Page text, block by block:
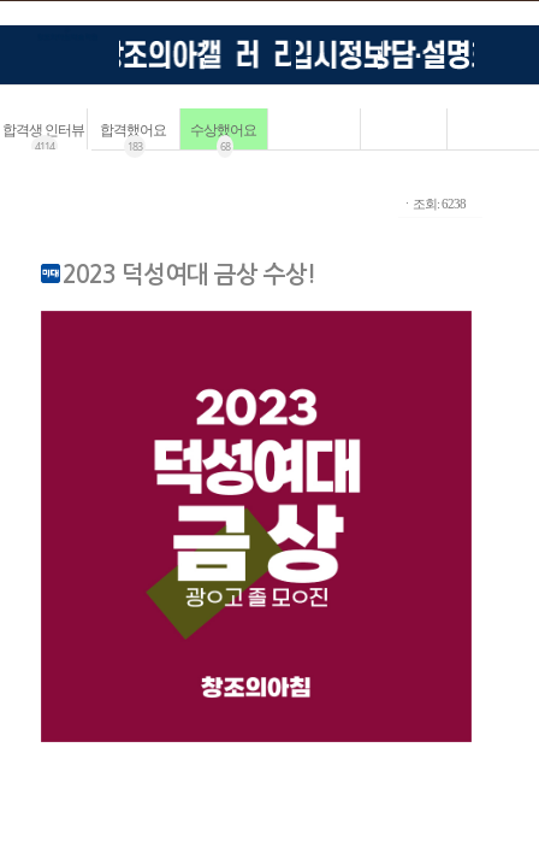
합격생 인터뷰
4114
합격했어요
183
수상했어요
68
ㆍ조회: 6238
2023 덕성여대 금상 수상!